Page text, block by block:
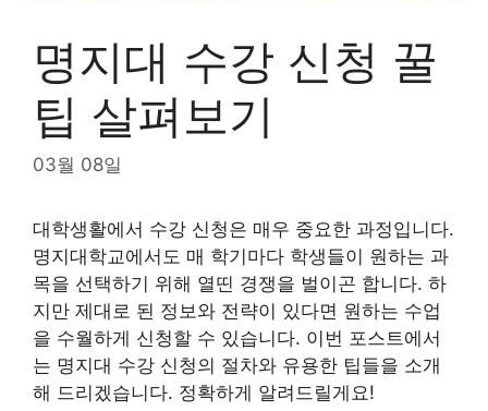
명지대 수강 신청 꿀
팁 살펴보기
03월 08일
대학생활에서 수강 신청은 매우 중요한 과정입니다.
명지대학교에서도 매 학기마다 학생들이 원하는 과
목을 선택하기 위해 열띤 경쟁을 벌이곤 합니다. 하
지만 제대로 된 정보와 전략이 있다면 원하는 수업
을 수월하게 신청할 수 있습니다. 이번 포스트에서
는 명지대 수강 신청의 절차와 유용한 팁들을 소개
해 드리겠습니다. 정확하게 알려드릴게요!